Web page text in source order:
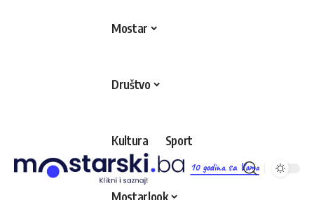
10 godina sa Vama
Mostar
Društvo
Kultura Sport
Mostarlook